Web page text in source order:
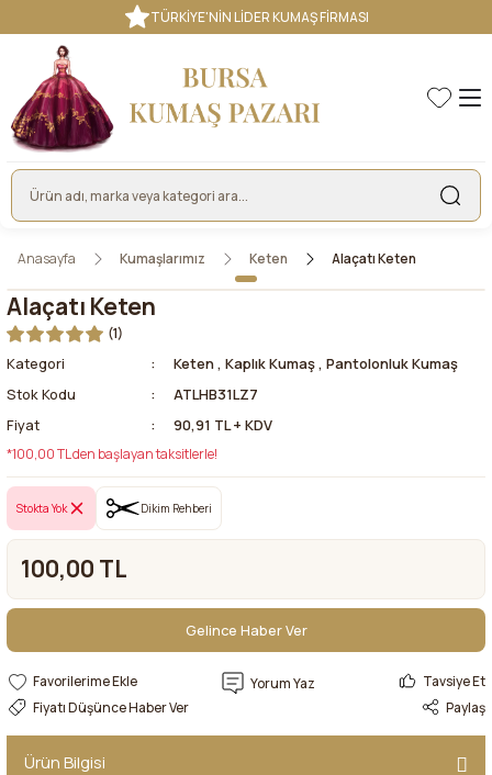
TÜRKİYE'NİN LİDER KUMAŞ FİRMASI
Anasayfa Kumaşlarımız Keten Alaçatı Keten
Alaçatı Keten
(1)
Kategori Keten, Kaplık Kumaş, Pantolonluk Kumaş
Stok Kodu
ATLHB31LZ7
Fiyat
90,91 TL + KDV
*100,00 TL den başlayan taksitlerle!
Stokta Yok Dikim Rehberi
100,00 TL
Gelince Haber Ver
Gelince Haber Ver
Yorum Yaz
Tavsiye Et
Fiyatı Düşünce Haber Ver
Paylaş
Ürün Bilgisi